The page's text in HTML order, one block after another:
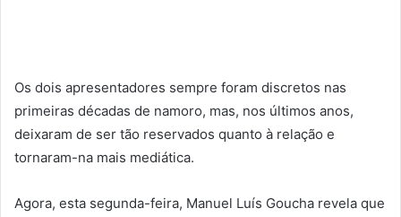
Os dois apresentadores sempre foram discretos nas
primeiras décadas de namoro, mas, nos últimos anos,
deixaram de ser tão reservados quanto à relação e
tornaram-na mais mediática.
Agora, esta segunda-feira, Manuel Luís Goucha revela que